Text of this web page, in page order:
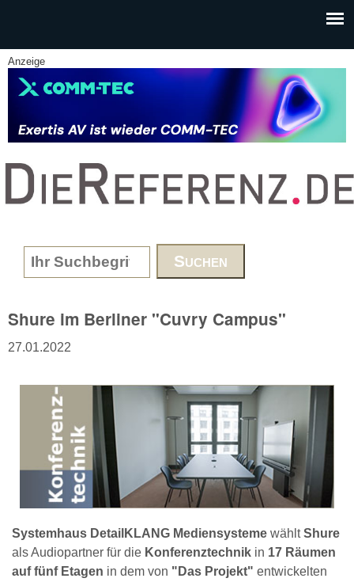
Anzeige
www.DieReferenz.de
Search form
Shure im Berliner "Cuvry Campus"
27.01.2022
Systemhaus DetailKLANG Mediensysteme wähltShure
als Audiopartner für die Konferenztechnik in 17 Räumen
auf fünf Etagen in dem von "Das Projekt" entwickelten